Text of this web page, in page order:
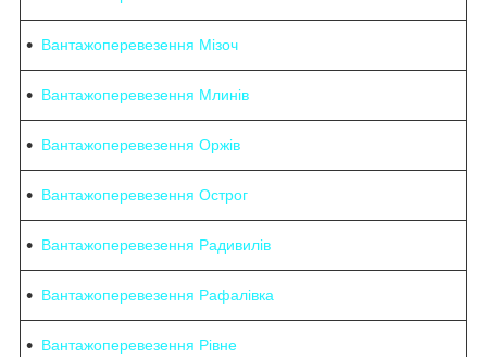
Вантажоперевезення Мізоч
Вантажоперевезення Млинів
Вантажоперевезення Оржів
Вантажоперевезення Острог
Вантажоперевезення Радивилів
Вантажоперевезення Рафалівка
Вантажоперевезення Рівне